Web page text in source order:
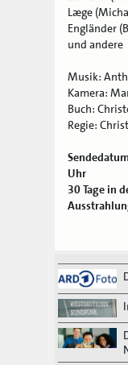
Læge
Engländer
und andere
Musik:
Kamera:
Buch:
Regie:
Uhr
30 Tage in